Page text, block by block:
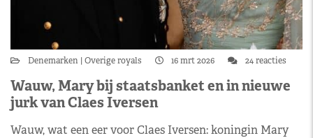
Denemarken Overige royals 16 mrt 2026 24 reacties
Wauw, Mary bij staatsbanket en in nieuwe
jurk van Claes Iversen
Wauw, wat een eer voor Claes Iversen: koningin Mary